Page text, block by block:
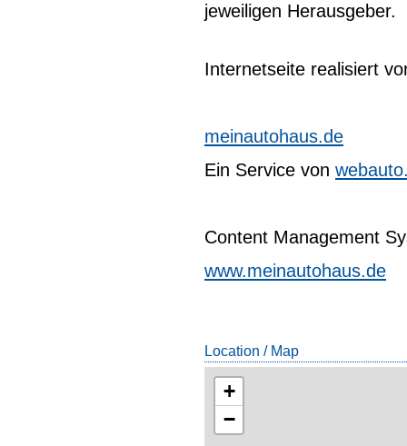
jeweiligen Herausgeber.
Internetseite realisiert
meinautohaus.de
Ein Service von
Content Management
www.meinautohaus.de
Location / Map
+
−